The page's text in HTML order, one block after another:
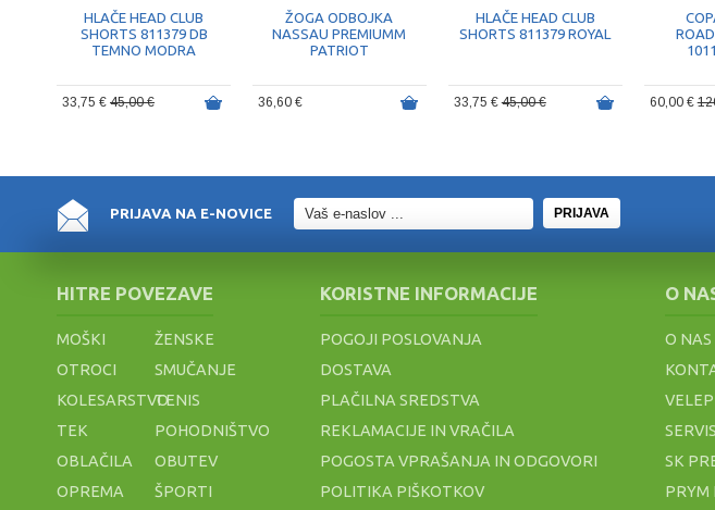
HLAČE HEAD CLUB
SHORTS 811379 DB
TEMNO MODRA
33,75 € 45,00 €
ŽOGA ODBOJKA
NASSAU PREMIUMM
PATRIOT
36,60 €
HLAČE HEAD CLUB
SHORTS 811379 ROYAL
33,75 €45,00 € 60,00 €
PRIJAVA NA E-NOVICE PRIJAVA
HITRE POVEZAVE
MOŠKI
ŽENSKE
OTROCI
SMUČANJE
KOLESARSTVOTENIS
TEK
POHODNIŠTVO
OBLAČILA
OBUTEV
OPREMA
ŠPORTI
KORISTNE INFORMACIJE
POGOJI POSLOVANJA
DOSTAVA
PLAČILNA SREDSTVA
REKLAMACIJE IN VRAČILA
POGOSTA VPRAŠANJA IN ODGOVORI
POLITIKA PIŠKOTKOV
O
O NAS
SERVIS
SK
PRYM